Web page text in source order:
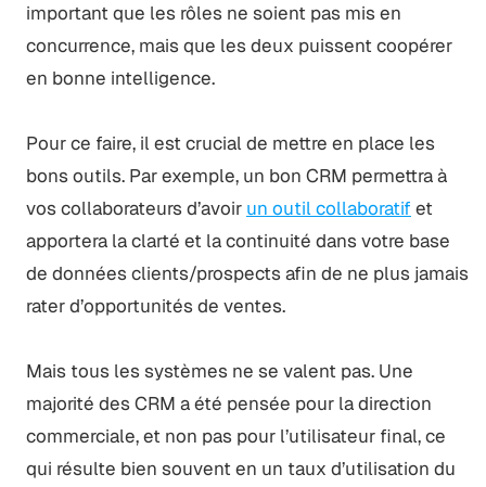
important que les rôles ne soient pas mis en
concurrence, mais que les deux puissent coopérer
en bonne intelligence.
Pour ce faire, il est crucial de mettre en place les
bons outils. Par exemple, un bon CRM permettra à
vos collaborateurs d’avoir un outil collaboratif et
apportera la clarté et la continuité dans votre base
de données clients/prospects afin de ne plus jamais
rater d’opportunités de ventes.
Mais tous les systèmes ne se valent pas. Une
majorité des CRM a été pensée pour la direction
commerciale, et non pas pour l’utilisateur final, ce
qui résulte bien souvent en un taux d’utilisation du